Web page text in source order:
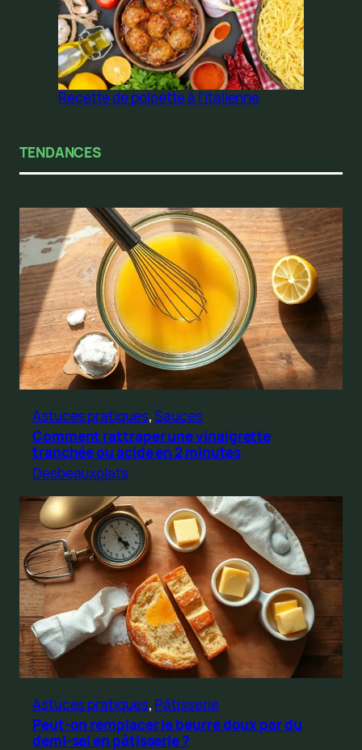
Recette de polpette à l’italienne
TENDANCES
Astuces pratiques, Sauces
Comment rattraper une vinaigrette
tranchée ou acide en 2 minutes
Desbeauxplats
Astuces pratiques, Pâtisserie
Peut-on remplacer le beurre doux par du
demi-sel en pâtisserie ?